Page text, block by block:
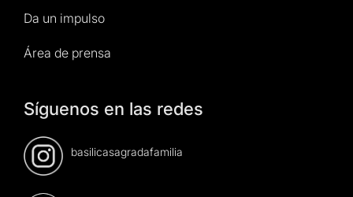
Da un impulso
Área de prensa
Síguenos en las redes
basilicasagradafamilia